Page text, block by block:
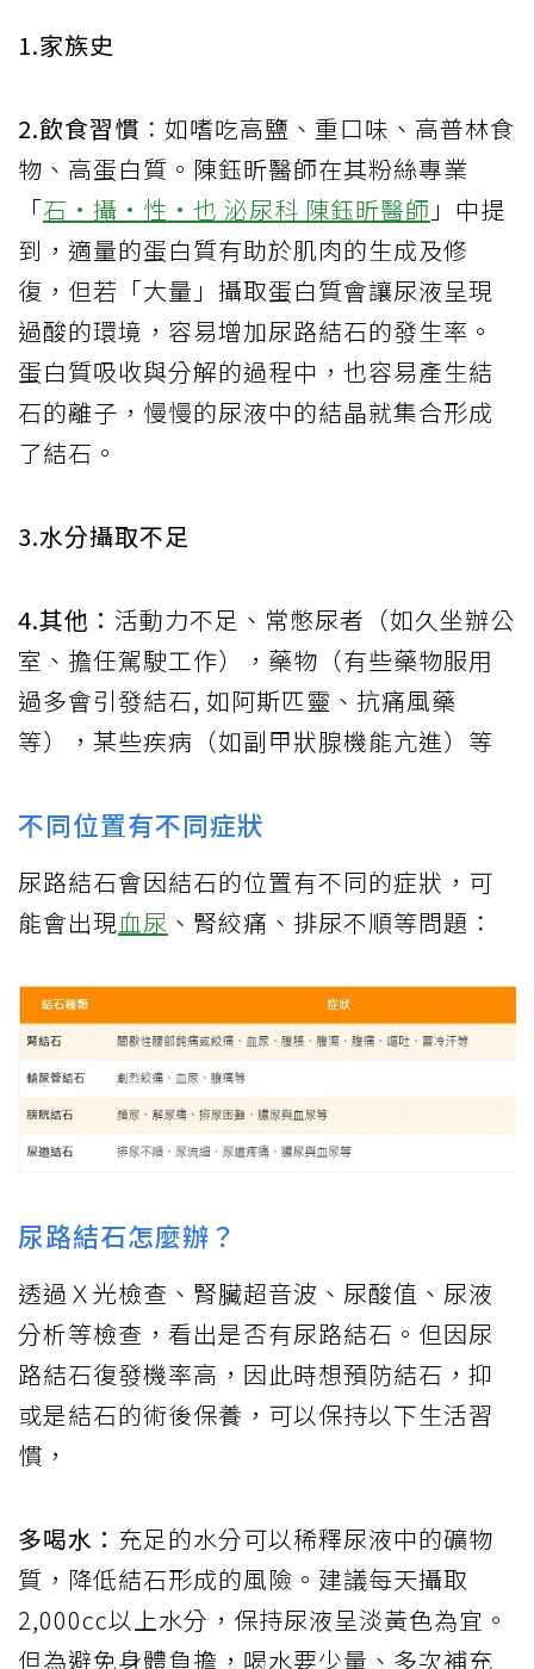
1.家族史
2.飲食習慣 ：如嗜吃高鹽、重口味、高普林食
物、高蛋白質。陳鈺昕醫師在其粉絲專業
「石•攝•性•也 泌尿科 陳鈺昕醫師 」中提
到，適量的蛋白質有助於肌肉的生成及修
復，但若「大量」攝取蛋白質會讓尿液呈現
過酸的環境，容易增加尿路結石的發生率。
蛋白質吸收與分解的過程中，也容易產生結
石的離子，慢慢的尿液中的結晶就集合形成
了結石。
3.水分攝取不足
4.其他： 活動力不足、常憋尿者（如久坐辦公
室、擔任駕駛工作），藥物（有些藥物服用
過多會引發結石, 如阿斯匹靈、抗痛風藥
等），某些疾病（如副甲狀腺機能亢進）等
不同位置有不同症狀
尿路結石會因結石的位置有不同的症狀，可
能會出現血尿 、腎絞痛、排尿不順等問題：
尿路結石怎麼辦？
透過Ｘ光檢查、腎臟超音波、尿酸值、尿液
分析等檢查，看出是否有尿路結石。但因尿
路結石復發機率高，因此時想預防結石，抑
或是結石的術後保養，可以保持以下生活習
慣，
多喝水： 充足的水分可以稀釋尿液中的礦物
質，降低結石形成的風險。建議每天攝取
2,000cc以上水分，保持尿液呈淡黃色為宜。
但為避免身體負擔，喝水要少量、多次補充